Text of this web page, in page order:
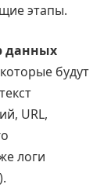
этапы.
данных
будут
URL,
логи
).